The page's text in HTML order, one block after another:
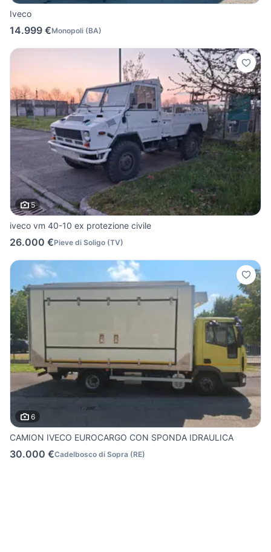
Iveco
14.999 €Monopoli (BA)
5
iveco vm 40-10 ex protezione civile
26.000 €Pieve di Soligo (TV)
6
CAMION IVECO EUROCARGO CON SPONDA IDRAULICA
30.000 €Cadelbosco di Sopra (RE)